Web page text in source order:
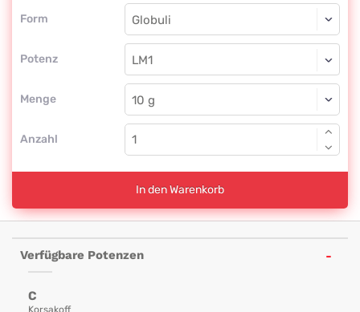
Form
Form
Potenz
Globuli
LM1
Menge
Globuli
Anzahl
In den Warenkorb
Verfügbare Potenzen
C
Korsakoff